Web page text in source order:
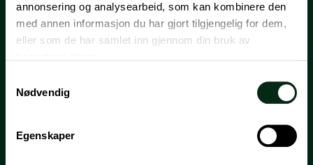
annonsering og analysearbeid, som kan kombinere den
med annen informasjon du har gjort tilgjengelig for dem,
eller som de har samlet inn gjennom din bruk av
Nødvendig
Egenskaper
Mustad Eiendom
Lilleakerveien 4C
PB. 100 Lilleaker
Brandmanual for Mustad Eiendom
kunde@mustadeiendom.no